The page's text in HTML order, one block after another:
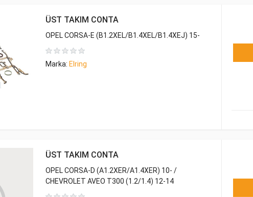
ÜST TAKIM CONTA
OPEL CORSA-E (B1.2XEL/B1.4XEL/B1.4XEJ) 15-
Marka: Elring
ÜST TAKIM CONTA
OPEL CORSA-D (A1.2XER/A1.4XER) 10- /
CHEVROLET AVEO T300 (1.2/1.4) 12-14